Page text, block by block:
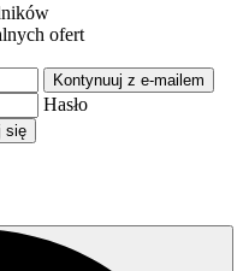
ofert
Kontynuuj z e-mailem
Hasło
się